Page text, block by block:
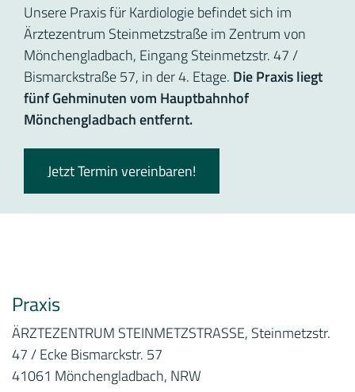
Unsere Praxis für Kardiologie befindet sich im
Ärztezentrum Steinmetzstraße im Zentrum von
Mönchengladbach, Eingang Steinmetzstr. 47 /
Bismarckstraße 57, in der 4. Etage. Die Praxis liegt
fünf Gehminuten vom Hauptbahnhof
Mönchengladbach entfernt.
Jetzt Termin vereinbaren!
Praxis
ÄRZTEZENTRUM STEINMETZSTRASSE, Steinmetzstr.
47 / Ecke Bismarckstr. 57
41061 Mönchengladbach, NRW